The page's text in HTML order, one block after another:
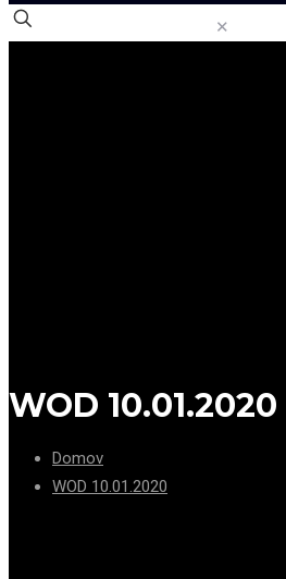
✕
WOD 10.01.2020
Domov
WOD 10.01.2020